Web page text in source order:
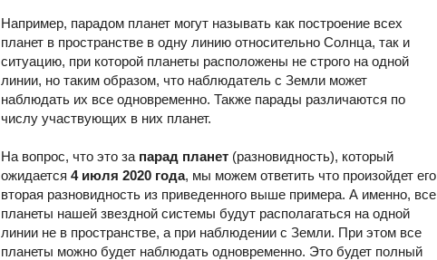
Например, парадом планет могут называть как построение всех
планет в пространстве в одну линию относительно Солнца, так и
ситуацию, при которой планеты расположены не строго на одной
линии, но таким образом, что наблюдатель с Земли может
наблюдать их все одновременно. Также парады различаются по
числу участвующих в них планет.
На вопрос, что это за парад планет (разновидность), который
ожидается 4 июля 2020 года, мы можем ответить что произойдет его
вторая разновидность из приведенного выше примера. А именно, все
планеты нашей звездной системы будут располагаться на одной
линии не в пространстве, а при наблюдении с Земли. При этом все
планеты можно будет наблюдать одновременно. Это будет полный